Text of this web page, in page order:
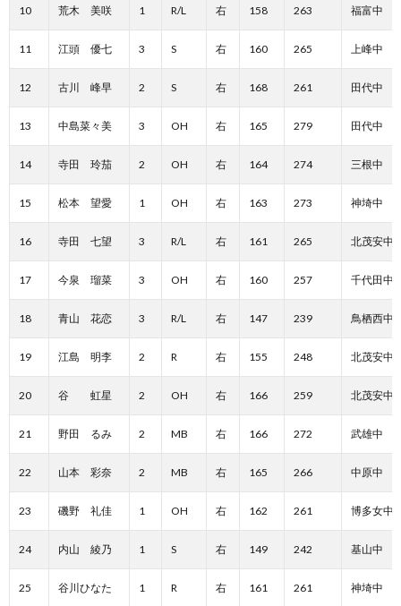
10 荒木 美咲 1 R/L 右 158 263 福富中
11 江頭 優七 3 S 右 160 265 上峰中
12 古川 峰早 2 S 右 168 261 田代中
13 中島菜々美 3 OH 右 165 279 田代中
14 寺田 玲茄 2 OH 右 164 274 三根中
15 松本 望愛 1 OH 右 163 273 神埼中
16 寺田 七望 3 R/L 右 161 265 北茂安中
17 今泉 瑠菜 3 OH 右 160 257 千代田中
18 青山 花恋 3 R/L 右 147 239 鳥栖西中
19 江島 明李 2 R 右 155 248 北茂安中
20 谷 虹星 2 OH 右 166 259 北茂安中
21 野田 るみ 2 MB 右 166 272 武雄中
22 山本 彩奈 2 MB 右 165 266 中原中
23 磯野 礼佳 1 OH 右 162 261 博多女中
24 内山 綾乃 1 S 右 149 242 基山中
25 谷川ひなた 1 R 右 161 261 神埼中